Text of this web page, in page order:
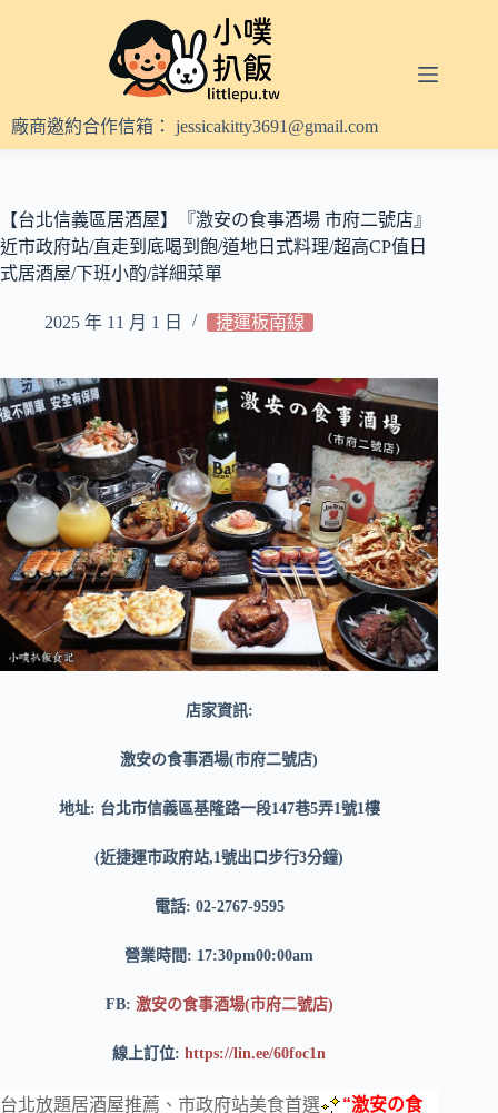
內
容
廠商邀約合作信箱： jessicakitty3691@gmail.com
【台北信義區居酒屋】『激安の食事酒場 市府二號店』
近市政府站/直走到底喝到飽/道地日式料理/超高CP值日
式居酒屋/下班小酌/詳細菜單
2025 年 11 月 1 日 捷運板南線
店家資訊:
激安の食事酒場(市府二號店)
地址: 台北市信義區基隆路一段147巷5弄1號1樓
(近捷運市政府站,1號出口步行3分鐘)
電話: 02-2767-9595
營業時間: 17:30pm00:00am
FB: 激安の食事酒場(市府二號店)
線上訂位:https://lin.ee/60foc1n
台北放題居酒屋推薦、市政府站美食首選
“激安の食